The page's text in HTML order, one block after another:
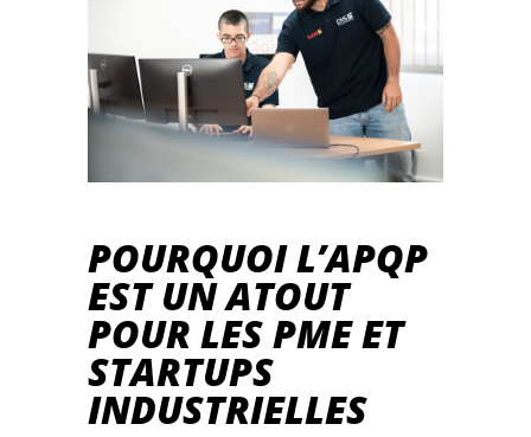
POURQUOI L’APQP
EST UN ATOUT
POUR LES PME ET
STARTUPS
INDUSTRIELLES